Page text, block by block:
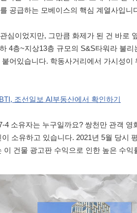
공급하는 모베이스의 핵심 계열사입니
심이었지만, 그만큼 화제가 된 건 바로
4층~지상13층 규모의 S&S타워라 불
어있습니다. 학동사거리에서 가시성이
조선일보 AI부동산에서 확인하기
4 소유자는 누구일까요? 쌍천만 관객
소유하고 있습니다. 2021년 5월 당시
이 건물 광고판 수익으로 인한 높은 수익